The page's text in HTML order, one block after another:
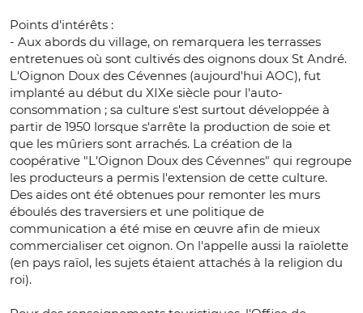
Points d'intérêts :
- Aux abords du village, on remarquera les terrasses
entretenues où sont cultivés des oignons doux St André.
L'Oignon Doux des Cévennes (aujourd'hui AOC), fut
implanté au début du XIXe siècle pour l'auto-
consommation ; sa culture s'est surtout développée à
partir de 1950 lorsque s'arrête la production de soie et
que les mûriers sont arrachés. La création de la
coopérative "L'Oignon Doux des Cévennes" qui regroupe
les producteurs a permis l'extension de cette culture.
Des aides ont été obtenues pour remonter les murs
éboulés des traversiers et une politique de
communication a été mise en œuvre afin de mieux
commercialiser cet oignon. On l'appelle aussi la raïolette
(en pays raïol, les sujets étaient attachés à la religion du
roi).